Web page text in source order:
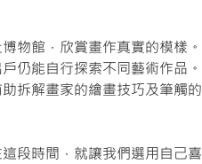
物館，欣賞畫作真實的模樣。
仍能自行探索不同藝術作品。
拆解畫家的繪畫技巧及筆觸的
段時間，就讓我們選用自己喜